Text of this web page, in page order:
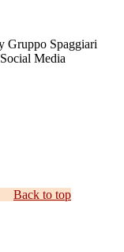
Gruppo Spaggiari
Media
Back to top